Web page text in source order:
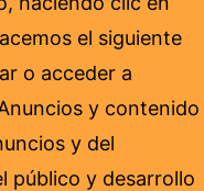
el siguiente
o acceder a
y contenido
y del
público y desarrollo